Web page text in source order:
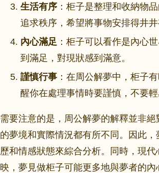
生活有序 ：柜子是整理和收納物
追求秩序，希望將事物安排得井井
內心滿足 ：柜子可以看作是內心
到滿足，對現狀感到滿意。
謹慎行事 ：在周公解夢中，柜子
醒你在處理事情時要謹慎，不要
需要注意的是，周公解夢的解釋並非
的夢境和實際情況都有所不同。因此
歷和情感狀態來綜合分析。同時，現
映，夢見做柜子可能更多地與夢者的內